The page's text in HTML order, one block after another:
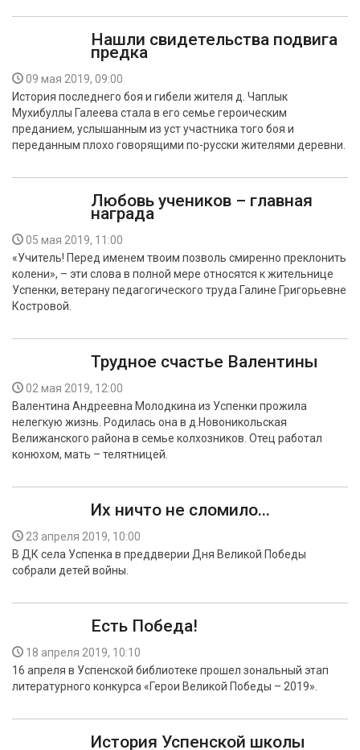
Нашли свидетельства подвига
предка
09 мая 2019, 09:00
История последнего боя и гибели жителя д. Чаплык
Мухибуллы Галеева стала в его семье героическим
преданием, услышанным из уст участника того боя и
переданным плохо говорящими по-русски жителями деревни.
Любовь учеников – главная
награда
05 мая 2019, 11:00
«Учитель! Перед именем твоим позволь смиренно преклонить
колени», – эти слова в полной мере относятся к жительнице
Успенки, ветерану педагогического труда Галине Григорьевне
Костровой.
Трудное счастье Валентины
02 мая 2019, 12:00
Валентина Андреевна Молодкина из Успенки прожила
нелегкую жизнь. Родилась она в д.Новоникольская
Велижанского района в семье колхозников. Отец работал
конюхом, мать – телятницей.
Их ничто не сломило...
23 апреля 2019, 10:00
В ДК села Успенка в преддверии Дня Великой Победы
собрали детей войны.
Есть Победа!
18 апреля 2019, 10:10
16 апреля в Успенской библиотеке прошел зональный этап
литературного конкурса «Герои Великой Победы – 2019».
История Успенской школы